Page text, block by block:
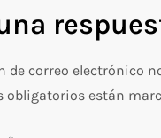
de correo electrónico
obligatorios están